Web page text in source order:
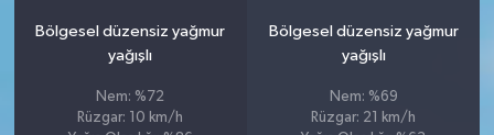
Bölgesel düzensiz yağmur
yağışlı
Nem: %72
Rüzgar: 10 km/h
Bölgesel düzensiz yağmur
yağışlı
Nem: %69
Rüzgar: 21 km/h